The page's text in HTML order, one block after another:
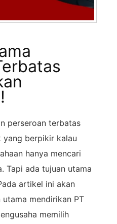
perseroan terbatas
yang berpikir kalau
hanya mencari
Tapi ada tujuan utama
artikel ini akan
mendirikan PT
memilih